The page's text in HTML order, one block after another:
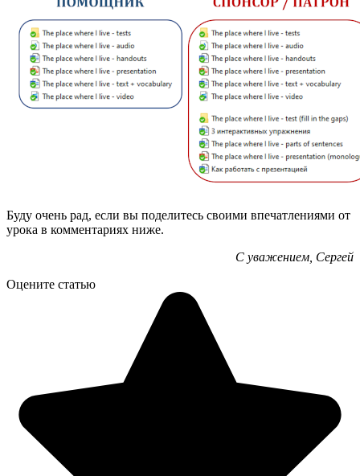
Буду очень рад, если вы поделитесь своими впечатлениями от
урока в комментариях ниже.
С уважением, Сергей
Оцените статью